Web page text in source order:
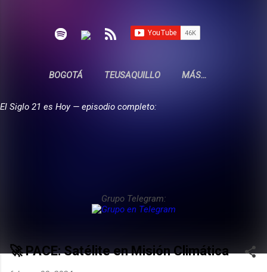
BOGOTÁ TEUSAQUILLO MÁS…
El Siglo 21 es Hoy — episodio completo:
Grupo Telegram:
🚀 PACE: Satélite en Misión Climática